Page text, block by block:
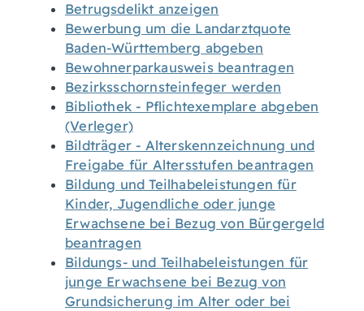
Betrugsdelikt anzeigen
Bewerbung um die Landarztquote
Baden-Württemberg abgeben
Bewohnerparkausweis beantragen
Bezirksschornsteinfeger werden
Bibliothek - Pflichtexemplare abgeben
(Verleger)
Bildträger - Alterskennzeichnung und
Freigabe für Altersstufen beantragen
Bildung und Teilhabeleistungen für
Kinder, Jugendliche oder junge
Erwachsene bei Bezug von Bürgergeld
beantragen
Bildungs- und Teilhabeleistungen für
junge Erwachsene bei Bezug von
Grundsicherung im Alter oder bei